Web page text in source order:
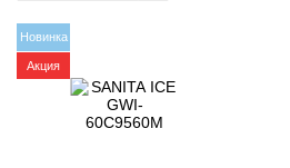
Новинка
Акция